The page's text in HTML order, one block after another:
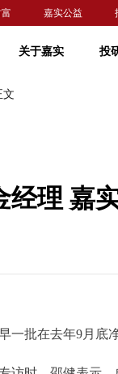
嘉实公益
关于嘉实 投
文
经理 嘉
批在去年9月底